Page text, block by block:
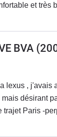
et très
collision,
volant
et radar
voiture
être vraie.
de très bonne
BVA
lexus , j'avais
désirant
Paris -